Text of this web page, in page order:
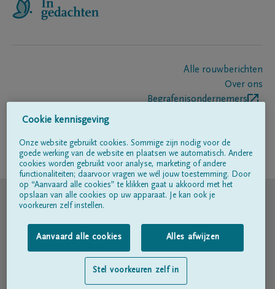
Alle rouwberichten
Over ons
Begrafenisondernemers
Volg ons op
© DELA
Gebruiksvoorwaarden
Privacyverklaring
Toegankelijkheidsverklaring
Cookie kennisgeving
Onze website gebruikt cookies. Sommige zijn nodig voor de
goede werking van de website en plaatsen we automatisch. Andere
cookies worden gebruikt voor analyse, marketing of andere
functionaliteiten; daarvoor vragen we wél jouw toestemming. Door
op “Aanvaard alle cookies” te klikken gaat u akkoord met het
opslaan van alle cookies op uw apparaat. Je kan ook je
voorkeuren zelf instellen.
Aanvaard alle cookies Alles afwijzen
Stel voorkeuren zelf in